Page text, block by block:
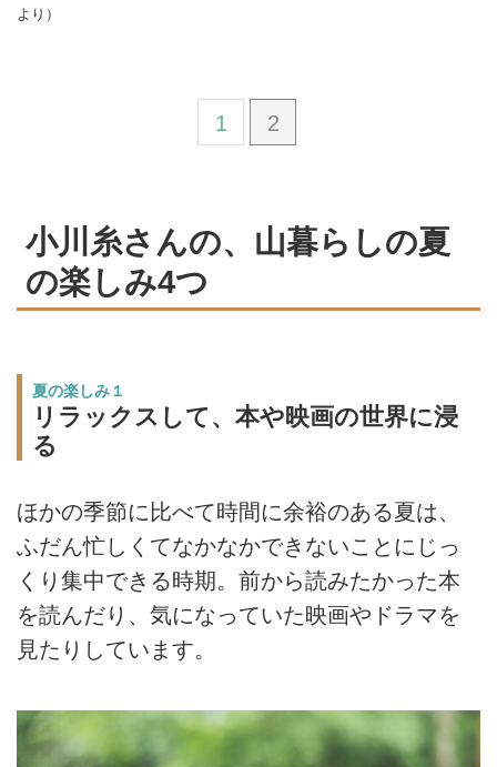
より）
1 2
小川糸さんの、山暮らしの夏
の楽しみ4つ
夏の楽しみ１
リラックスして、本や映画の世界に浸
る
ほかの季節に比べて時間に余裕のある夏は、
ふだん忙しくてなかなかできないことにじっ
くり集中できる時期。前から読みたかった本
を読んだり、気になっていた映画やドラマを
見たりしています。